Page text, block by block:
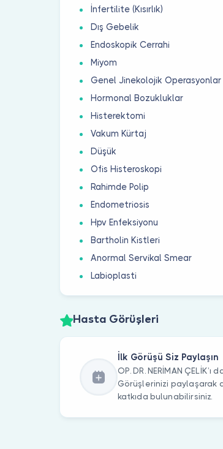
İnfertilite (Kısırlık)
Dış Gebelik
Endoskopik Cerrahi
Miyom
Genel Jinekolojik Operasyonlar
Hormonal Bozukluklar
Histerektomi
Vakum Kürtaj
Düşük
Ofis Histeroskopi
Rahimde Polip
Endometriosis
Hpv Enfeksiyonu
Bartholin Kistleri
Anormal Servikal Smear
Labioplasti
Hasta Görüşleri
İlk Görüşü Siz Paylaşın
OP. DR. NERİMAN
Görüşlerinizi paylaşarak
katkıda bulunabilirsiniz.